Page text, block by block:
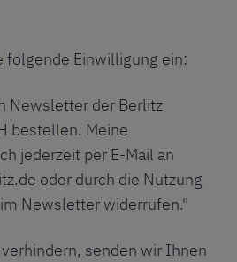
folgende Einwilligung ein:
Newsletter der Berlitz
bestellen. Meine
jederzeit per E-Mail an
oder durch die Nutzung
Newsletter widerrufen."
senden wir Ihnen